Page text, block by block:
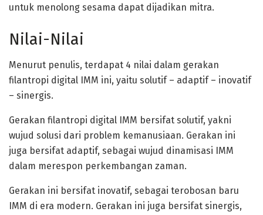
untuk menolong sesama dapat dijadikan mitra.
Nilai-Nilai
Menurut penulis, terdapat 4 nilai dalam gerakan
filantropi digital IMM ini, yaitu solutif – adaptif – inovatif
– sinergis.
Gerakan filantropi digital IMM bersifat solutif, yakni
wujud solusi dari problem kemanusiaan. Gerakan ini
juga bersifat adaptif, sebagai wujud dinamisasi IMM
dalam merespon perkembangan zaman.
Gerakan ini bersifat inovatif, sebagai terobosan baru
IMM di era modern. Gerakan ini juga bersifat sinergis,